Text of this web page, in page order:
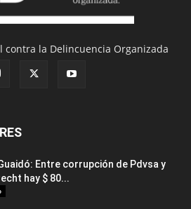
contra la Delincuencia Organizada
Entre corrupción de Pdvsa y
hay $ 80...